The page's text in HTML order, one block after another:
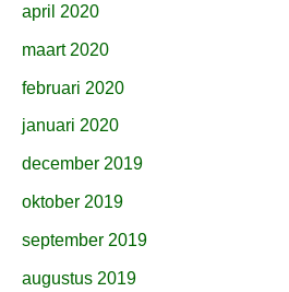
april 2020
maart 2020
februari 2020
januari 2020
december 2019
oktober 2019
september 2019
augustus 2019